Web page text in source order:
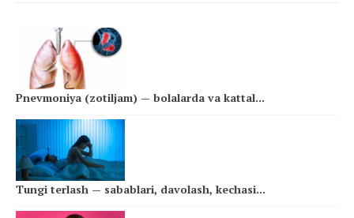
Pnevmoniya (zotiljam) — bolalarda va kattal...
Tungi terlash — sabablari, davolash, kechasi...